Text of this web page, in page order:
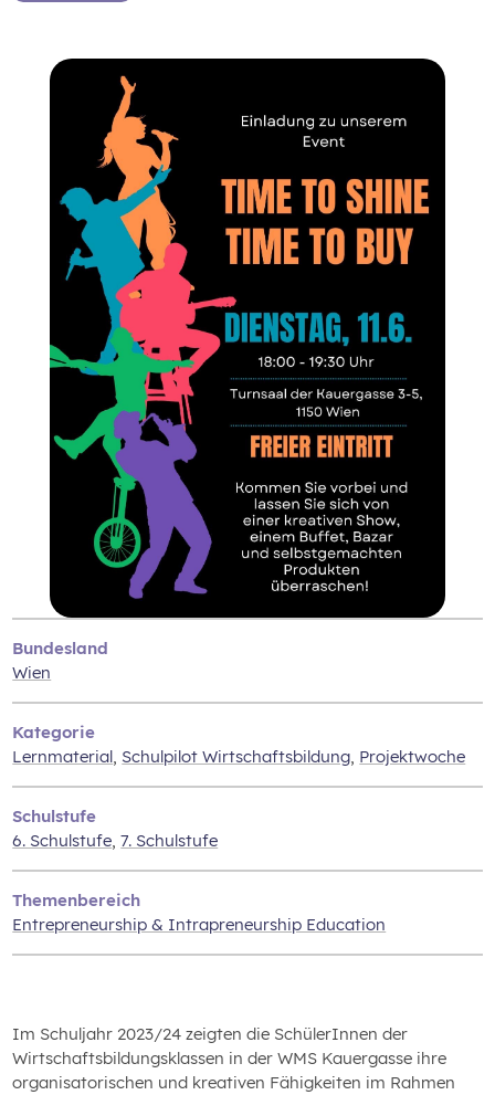
Bundesland
Wien
Kategorie
Lernmaterial, Schulpilot Wirtschaftsbildung, Projektwoche
Schulstufe
6. Schulstufe,7. Schulstufe
Themenbereich
Entrepreneurship & Intrapreneurship Education
Im Schuljahr 2023/24 zeigten die SchülerInnen der
Wirtschaftsbildungsklassen in der WMS Kauergasse ihre
organisatorischen und kreativen Fähigkeiten im Rahmen